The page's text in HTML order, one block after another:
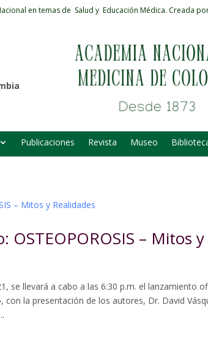
en temas de Salud y Educación Médica. Creada
Publicaciones Revista Museo
OSTEOPOROSIS – Mitos
se llevará a cabo a las 6:30 p.m. el lanzamiento
con la presentación de los autores, Dr. David